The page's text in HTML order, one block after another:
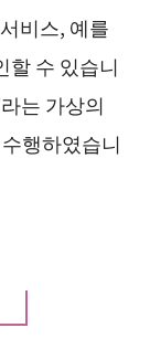
비스, 예를
할 수 있습니
는 가상의
행하였습니